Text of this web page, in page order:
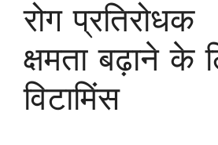
रोग प्रतिरोधक
क्षमता बढ़ाने के
विटामिंस